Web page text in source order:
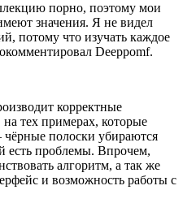
порно, поэтому мои
значения. Я не видел
потому что изучать каждое
Deeppomf.
корректные
тех примерах, которые
чёрные полоски убираются
есть проблемы. Впрочем,
алгоритм, а так же
и возможность работы с